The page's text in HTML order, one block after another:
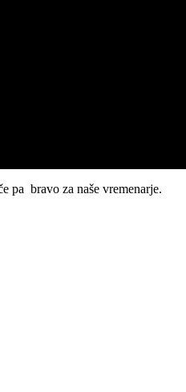
pa bravo za naše vremenarje.